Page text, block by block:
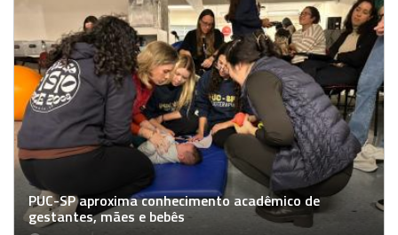
PUC-SP aproxima conhecimento acadêmico de
gestantes, mães e bebês